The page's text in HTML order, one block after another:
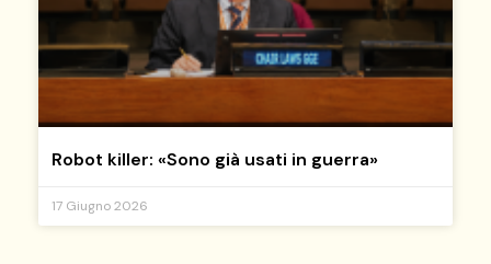
Robot killer: «Sono già usati in guerra»
17 Giugno 2026